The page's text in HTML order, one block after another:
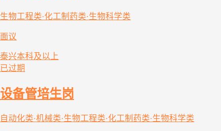
生物工程类·化工制药类·生物科学类
面议
泰兴本科及以上
已过期
设备管培生岗
自动化类·机械类·生物工程类·化工制药类·生物科学类